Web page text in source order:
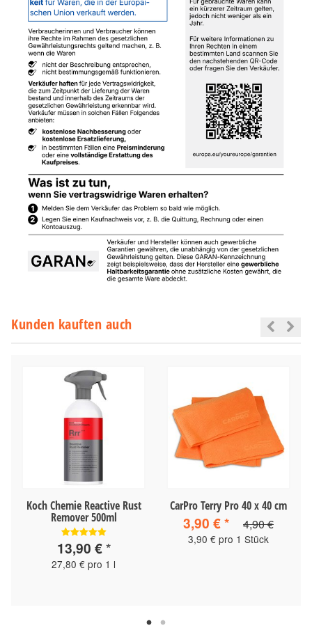
Kunden kauften auch
Koch Chemie Reactive Rust
Remover 500ml
13,90 €*
27,80 € pro 1 l
CarPro Terry Pro 40 x 40 cm
3,90 €* 4,90 €
3,90 € pro 1 Stück